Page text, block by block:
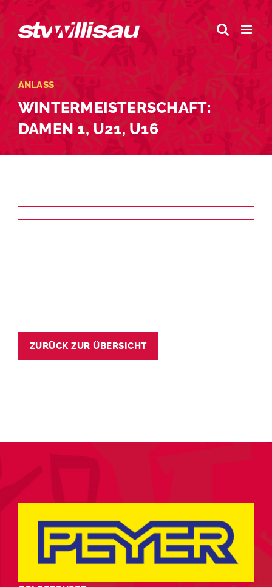
Zum
springen
ANLASS
WINTERMEISTERSCHAFT:
DAMEN 1, U21, U16
ZURÜCK ZUR ÜBERSICHT